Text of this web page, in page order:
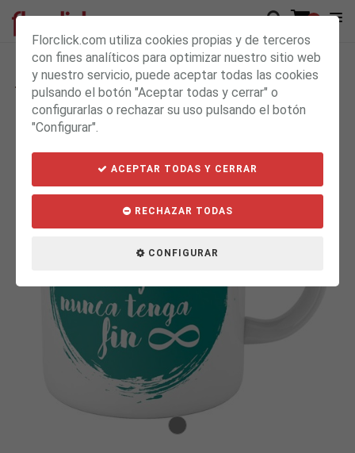
0
Taza Amor infinito
9.90€
Florclick.com utiliza cookies propias y de terceros
con fines analíticos para optimizar nuestro sitio web
y nuestro servicio, puede aceptar todas las cookies
pulsando el botón "Aceptar todas y cerrar" o
configurarlas o rechazar su uso pulsando el botón
"Configurar".
ACEPTAR TODAS Y CERRAR
RECHAZAR TODAS
CONFIGURAR